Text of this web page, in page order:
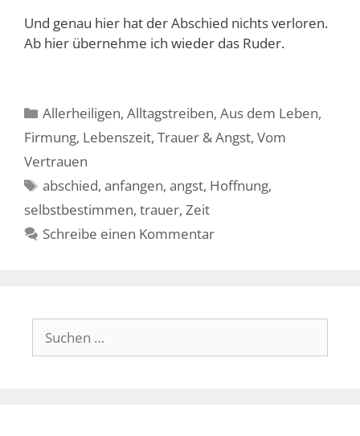
Und genau hier hat der Abschied nichts verloren.
Ab hier übernehme ich wieder das Ruder.
Kategorien
Allerheiligen,Alltagstreiben,Aus dem Leben,
Firmung, Lebenszeit, Trauer & Angst, Vom
Vertrauen
Schlagwörter
abschied,anfangen,angst, Hoffnung,
selbstbestimmen, trauer, Zeit
Schreibe einen Kommentar
Suche
nach: